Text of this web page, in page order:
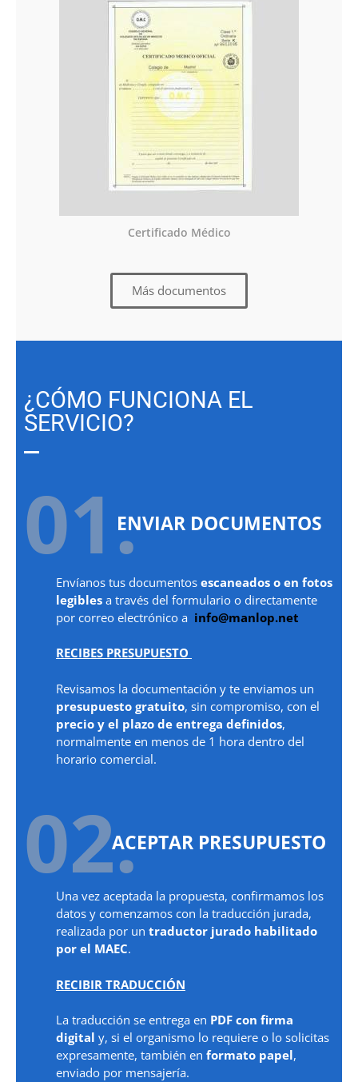
Certificado Médico
Más documentos
¿CÓMO FUNCIONA EL
SERVICIO?
01.ENVIAR DOCUMENTOS
Envíanos tus documentos escaneados o en fotos
legibles a través del formulario o directamente
por correo electrónico a info@manlop.net
RECIBES PRESUPUESTO
Revisamos la documentación y te enviamos un
presupuesto gratuito, sin compromiso, con el
precio y el plazo de entrega definidos,
normalmente en menos de 1 hora dentro del
horario comercial.
02.ACEPTAR PRESUPUESTO
Una vez aceptada la propuesta, confirmamos los
datos y comenzamos con la traducción jurada,
realizada por un traductor jurado habilitado
por el MAEC.
RECIBIR TRADUCCIÓN
La traducción se entrega en PDF con firma
digital y, si el organismo lo requiere o lo solicitas
expresamente, también en formato papel,
enviado por mensajería.